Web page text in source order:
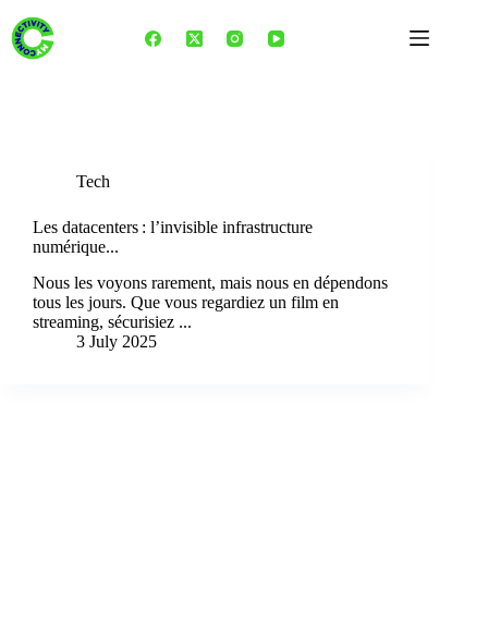
content
Tech
Les datacenters : l’invisible infrastructure
numérique...
Nous les voyons rarement, mais nous en dépendons
tous les jours. Que vous regardiez un film en
streaming, sécurisiez ...
3 July 2025